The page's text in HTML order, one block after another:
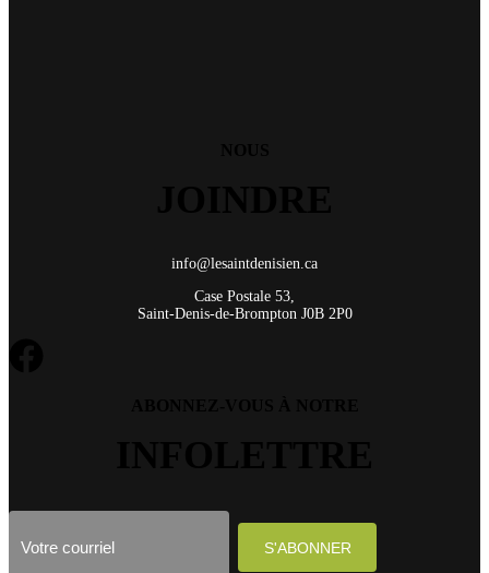
info@lesaintdenisien.ca
Case Postale 53,
Saint-Denis-de-Brompton J0B 2P0